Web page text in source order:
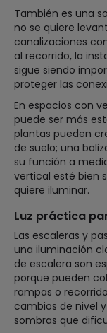
También es una
no se quiere
canalizaciones
al recorrido, la
sigue siendo
proteger las
En espacios con
puede ser más
plantas pueden
de suelo; una
su función a
vertical esté bien
quiere iluminar.
Luz práctica
Las escaleras y
una iluminación
de escalera son
porque pueden
rampas o
cambios de nivel
sombras que